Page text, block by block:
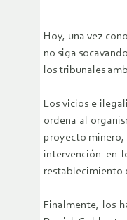
Hoy, una vez
no siga
los tribunales
Los vicios e
ordena al
proyecto minero,
intervención en
restablecimiento
Finalmente, los